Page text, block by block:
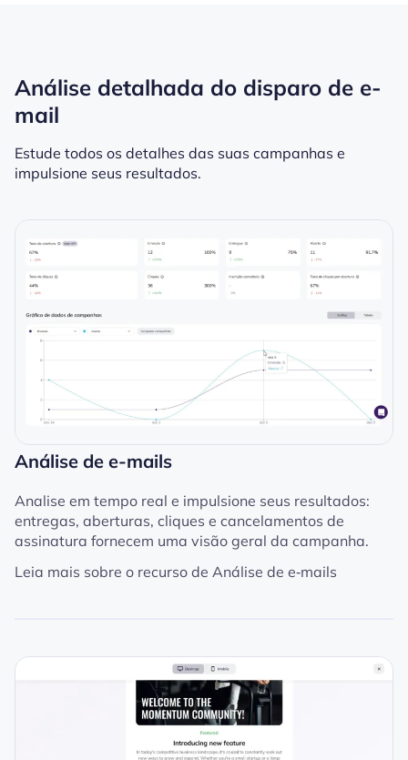
Análise detalhada do disparo de e-
mail
Estude todos os detalhes das suas campanhas e
impulsione seus resultados.
Análise de e-mails
Analise em tempo real e impulsione seus resultados:
entregas, aberturas, cliques e cancelamentos de
assinatura fornecem uma visão geral da campanha.
Leia mais sobre o recurso de Análise de e‑mails